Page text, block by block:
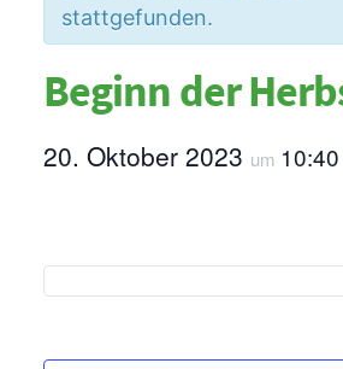
stattgefunden.
Beginn der
20. Oktober 2023 um 10:40